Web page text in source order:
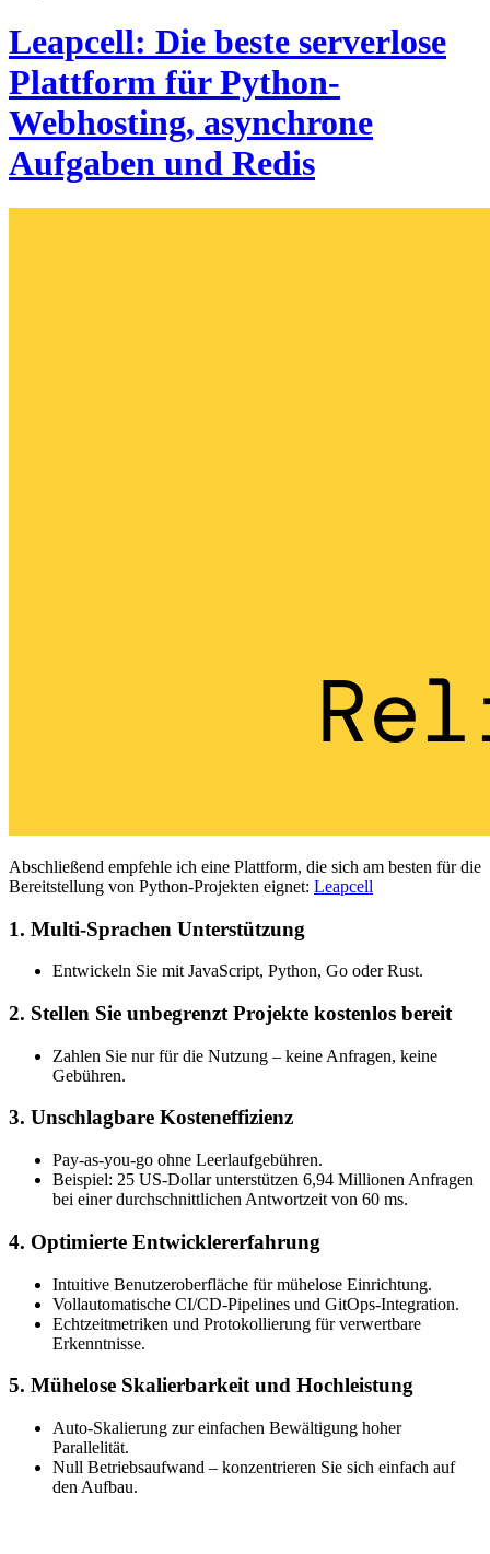
Leapcell: Die beste serverlose
Plattform für Python-
Webhosting, asynchrone
Aufgaben und Redis
Abschließend empfehle ich eine Plattform, die sich am besten für die
Bereitstellung von Python-Projekten eignet: Leapcell
1. Multi-Sprachen Unterstützung
Entwickeln Sie mit JavaScript, Python, Go oder Rust.
2. Stellen Sie unbegrenzt Projekte kostenlos bereit
Zahlen Sie nur für die Nutzung – keine Anfragen, keine
Gebühren.
3. Unschlagbare Kosteneffizienz
Pay-as-you-go ohne Leerlaufgebühren.
Beispiel: 25 US-Dollar unterstützen 6,94 Millionen Anfragen
bei einer durchschnittlichen Antwortzeit von 60 ms.
4. Optimierte Entwicklererfahrung
Intuitive Benutzeroberfläche für mühelose Einrichtung.
Vollautomatische CI/CD-Pipelines und GitOps-Integration.
Echtzeitmetriken und Protokollierung für verwertbare
Erkenntnisse.
5. Mühelose Skalierbarkeit und Hochleistung
Auto-Skalierung zur einfachen Bewältigung hoher
Parallelität.
Null Betriebsaufwand – konzentrieren Sie sich einfach auf
den Aufbau.